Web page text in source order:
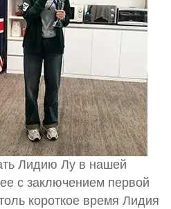
Лидию Лу в нашей
с заключением первой
короткое время Лидия